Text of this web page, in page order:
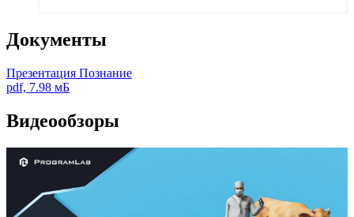
Документы
Презентация Познание
pdf, 7.98 мБ
Видеообзоры